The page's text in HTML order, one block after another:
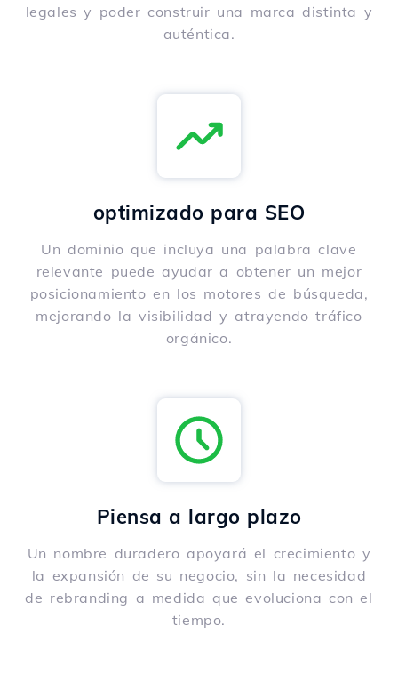
legales y poder construir una marca distinta y
auténtica.
optimizado para SEO
Un dominio que incluya una palabra clave
relevante puede ayudar a obtener un mejor
posicionamiento en los motores de búsqueda,
mejorando la visibilidad y atrayendo tráfico
orgánico.
Piensa a largo plazo
Un nombre duradero apoyará el crecimiento y
la expansión de su negocio, sin la necesidad
de rebranding a medida que evoluciona con el
tiempo.